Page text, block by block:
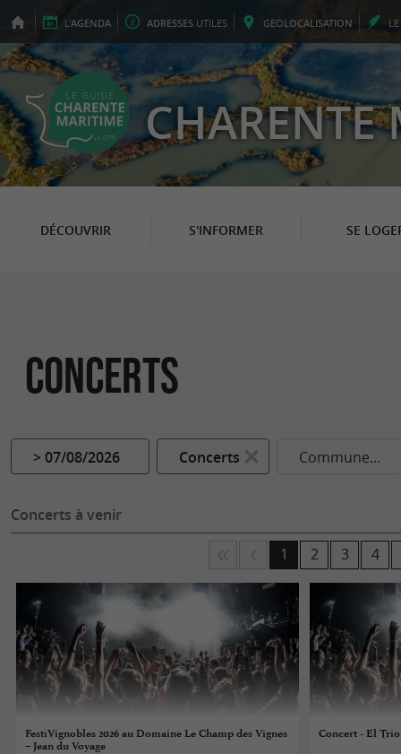
L'AGENDA ADRESSES UTILES GEOLOCALISATION LE
CHARENTE
DÉCOUVRIR S'INFORMER SE
Concerts
> 07/08/2026 Concerts Commune...
Concerts à venir
1 2 3 4
FestiVignobles 2026 au Domaine Le Champ des Vignes
– Jean du Voyage
Concert - El